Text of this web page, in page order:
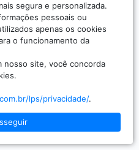
segura e personalizada.
pessoais ou
apenas os cookies
o funcionamento da
nosso site, você concorda
lps/privacidade/.